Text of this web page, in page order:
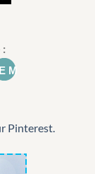
:
Pinterest.